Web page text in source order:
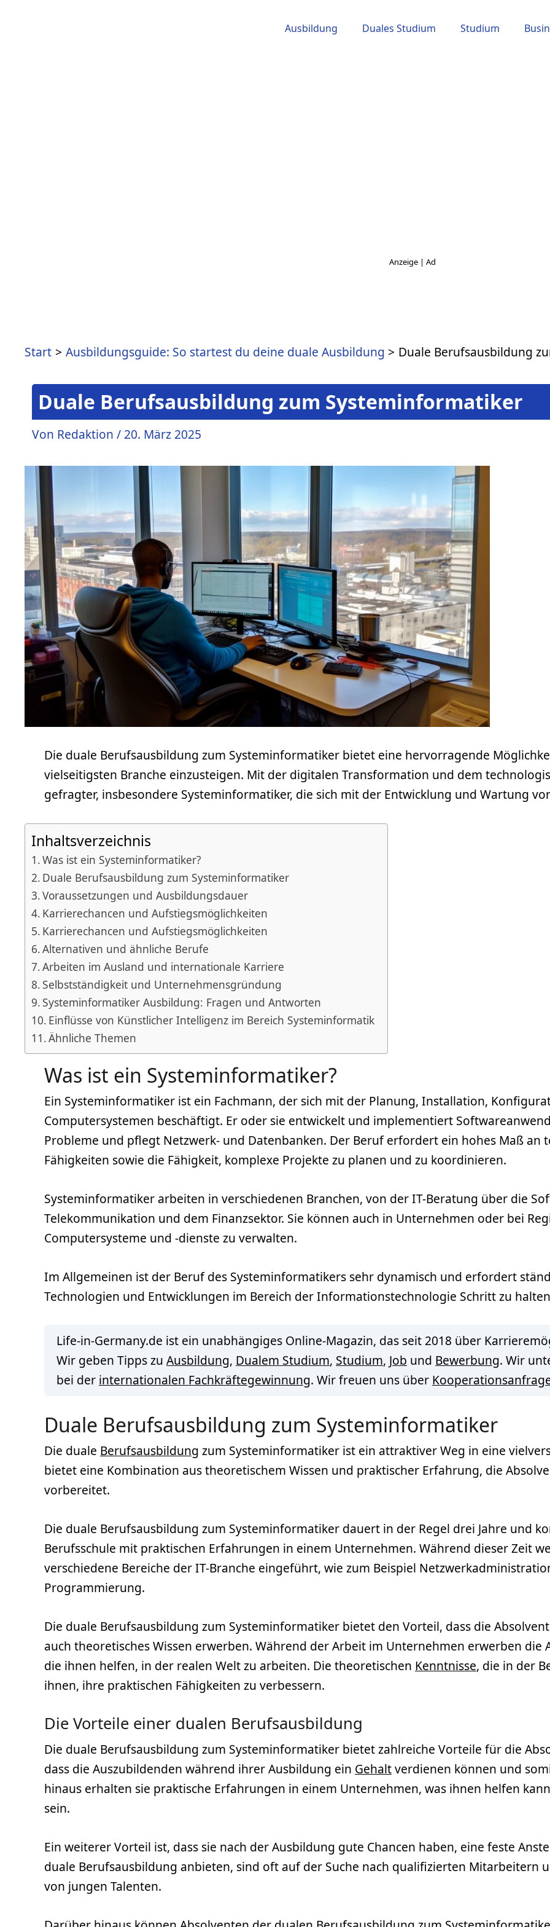
Ausbildung Duales Studium Studium
Start Ausbildungsguide: So startest du deine duale Ausbildung Duale Berufsausbildung
Duale Berufsausbildung zum Systeminformatiker
Von Redaktion / 20. März 2025
Die duale Berufsausbildung zum Systeminformatiker bietet eine hervorragende
vielseitigsten Branche einzusteigen. Mit der digitalen Transformation und dem
gefragter, insbesondere Systeminformatiker, die sich mit der Entwicklung und Wartung
Inhaltsverzeichnis
Was ist ein Systeminformatiker?
Duale Berufsausbildung zum Systeminformatiker
Voraussetzungen und Ausbildungsdauer
Karrierechancen und Aufstiegsmöglichkeiten
Karrierechancen und Aufstiegsmöglichkeiten
Alternativen und ähnliche Berufe
Arbeiten im Ausland und internationale Karriere
Selbstständigkeit und Unternehmensgründung
Systeminformatiker Ausbildung: Fragen und Antworten
Einflüsse von Künstlicher Intelligenz im Bereich Systeminformatik
Ähnliche Themen
Was ist ein Systeminformatiker?
Ein Systeminformatiker ist ein Fachmann, der sich mit der Planung, Installation,
Computersystemen beschäftigt. Er oder sie entwickelt und implementiert
Probleme und pflegt Netzwerk- und Datenbanken. Der Beruf erfordert ein hohes Maß an
Fähigkeiten sowie die Fähigkeit, komplexe Projekte zu planen und zu koordinieren.
Systeminformatiker arbeiten in verschiedenen Branchen, von der IT-Beratung über die
Telekommunikation und dem Finanzsektor. Sie können auch in Unternehmen oder bei
Computersysteme und -dienste zu verwalten.
Im Allgemeinen ist der Beruf des Systeminformatikers sehr dynamisch und erfordert
Technologien und Entwicklungen im Bereich der Informationstechnologie Schritt zu
Life-in-Germany.de ist ein unabhängiges Online-Magazin, das seit 2018 über
Wir geben Tipps zu Ausbildung, Dualem Studium, Studium, Job und Bewerbung. Wir
bei der internationalen Fachkräftegewinnung. Wir freuen uns über
Duale Berufsausbildung zum Systeminformatiker
Die duale Berufsausbildung zum Systeminformatiker ist ein attraktiver Weg in eine
bietet eine Kombination aus theoretischem Wissen und praktischer Erfahrung, die
vorbereitet.
Die duale Berufsausbildung zum Systeminformatiker dauert in der Regel drei Jahre und
Berufsschule mit praktischen Erfahrungen in einem Unternehmen. Während dieser Zeit
verschiedene Bereiche der IT-Branche eingeführt, wie zum Beispiel
Programmierung.
Die duale Berufsausbildung zum Systeminformatiker bietet den Vorteil, dass die
auch theoretisches Wissen erwerben. Während der Arbeit im Unternehmen erwerben die
die ihnen helfen, in der realen Welt zu arbeiten. Die theoretischen Kenntnisse, die in der
ihnen, ihre praktischen Fähigkeiten zu verbessern.
Die Vorteile einer dualen Berufsausbildung
Die duale Berufsausbildung zum Systeminformatiker bietet zahlreiche Vorteile für die
dass die Auszubildenden während ihrer Ausbildung ein Gehaltverdienen können und
hinaus erhalten sie praktische Erfahrungen in einem Unternehmen, was ihnen helfen
sein.
Ein weiterer Vorteil ist, dass sie nach der Ausbildung gute Chancen haben, eine feste
duale Berufsausbildung anbieten, sind oft auf der Suche nach qualifizierten Mitarbeitern
von jungen Talenten.